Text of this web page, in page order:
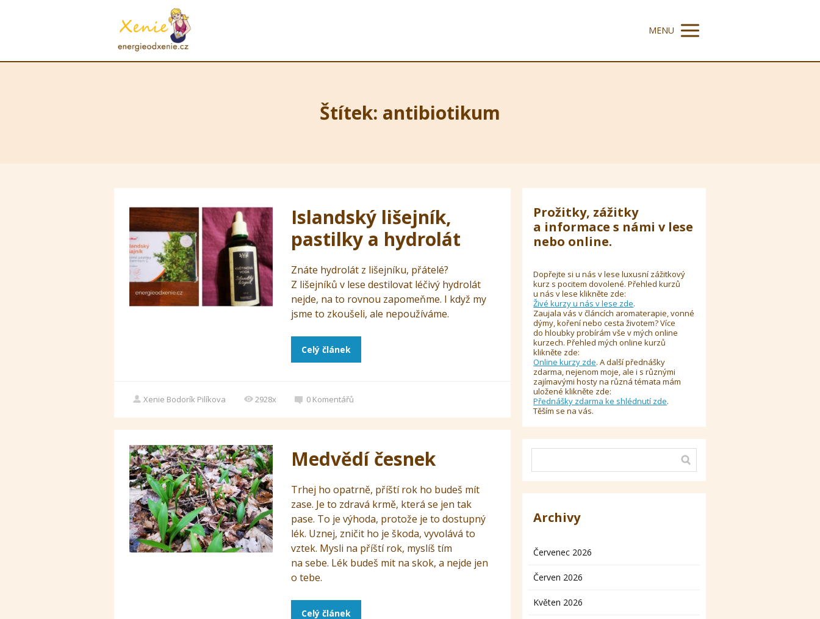
MENU
Štítek: antibiotikum
Islandský lišejník,
pastilky a hydrolát
Znáte hydrolát z lišejníku, přátelé?
Z lišejníků v lese destilovat léčivý hydrolát
nejde, na to rovnou zapomeňme. I když my
jsme to zkoušeli, ale nepoužíváme.
Celý článek
Xenie Bodorík Pilíkova 2928x 0 Komentářů
Medvědí česnek
Trhej ho opatrně, příští rok ho budeš mít
zase. Je to zdravá krmě, která se jen tak
pase. To je výhoda, protože je to dostupný
lék. Uznej, zničit ho je škoda, vyvolává to
vztek. Mysli na příští rok, myslíš tím
na sebe. Lék budeš mit na skok, a nejde jen
o tebe.
Celý článek
Prožitky, zážitky
a informace s námi v lese
nebo online.
Dopřejte si u nás v lese luxusní zážitkový
kurz s pocitem dovolené. Přehled kurzů
u nás v lese klikněte zde:
Živé kurzy u nás v lese zde.
Zaujala vás v článcích aromaterapie, vonné
dýmy, koření nebo cesta životem? Více
do hloubky probírám vše v mých online
kurzech. Přehled mých online kurzů
klikněte zde:
Online kurzy zde. A další přednášky
zdarma, nejenom moje, ale i s různými
zajímavými hosty na různá témata mám
uložené klikněte zde:
Přednášky zdarma ke shlédnutí zde.
Těším se na vás.
Archivy
Červenec 2026
Červen 2026
Květen 2026